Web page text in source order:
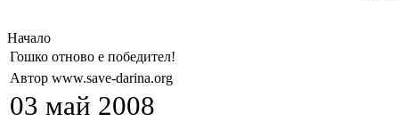
Начало
Гошко отново е победител!
Автор www.save-darina.org
03 май 2008